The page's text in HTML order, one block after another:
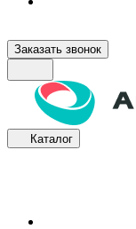
Заказать звонок
Каталог